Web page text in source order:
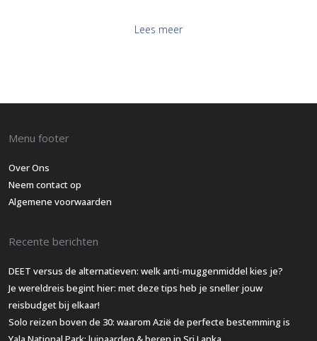
Lees meer
Menu footer
Over Ons
Neem contact op
Algemene voorwaarden
Recente berichten
DEET versus de alternatieven: welk anti-muggenmiddel kies je?
Je wereldreis begint hier: met deze tips heb je sneller jouw
reisbudget bij elkaar!
Solo reizen boven de 30: waarom Azië de perfecte bestemming is